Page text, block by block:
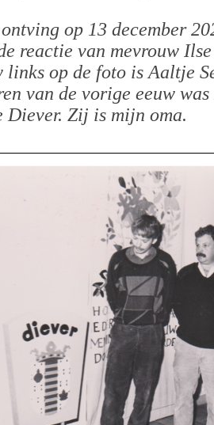
op 13 december
reactie van mevrouw
links op de foto is Aaltje
van de vorige eeuw
Diever. Zij is mijn oma.